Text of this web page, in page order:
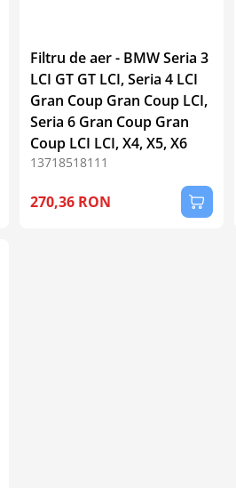
Filtru de aer - BMW Seria 3
LCI GT GT LCI, Seria 4 LCI
Gran Coup Gran Coup LCI,
Seria 6 Gran Coup Gran
Coup LCI LCI, X4, X5, X6
13718518111
270,36 RON